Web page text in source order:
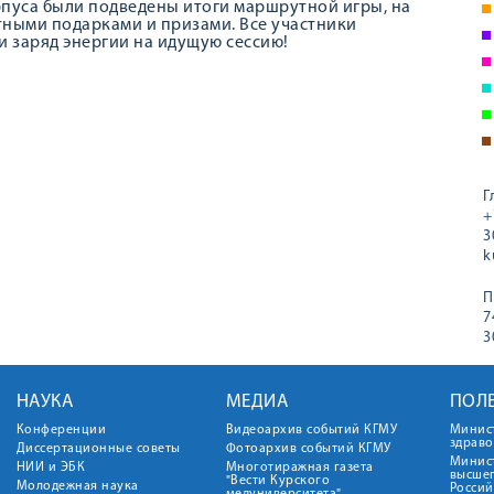
были подведены итоги маршрутной игры, на
подарками и призами. Все участники
энергии на идущую сессию!
НАУКА
Конференции
Диссертационные советы
НИИ и ЭБК
Молодежная наука
МЕДИА
Видеоархив событий КГМУ
Фотоархив событий КГМУ
Многотиражная газета
"Вести Курского